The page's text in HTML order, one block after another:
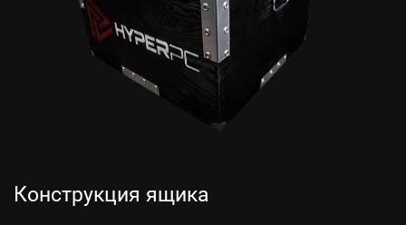
Конструкция ящика